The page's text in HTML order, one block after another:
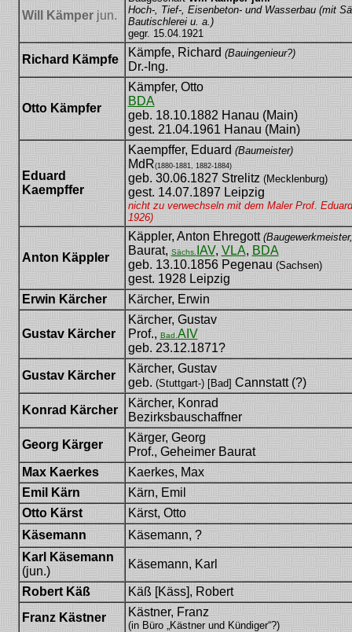
Will Kämperjun.
Hoch-, Tief-, Eisenbeton- und Wasserbau (mit
Bautischlerei u. a.)
gegr. 15.04.1921
Richard Kämpfe
Kämpfe, Richard (Bauingenieur?)
Dr.-Ing.
Otto Kämpfer
Kämpfer, Otto
BDA
geb. 18.10.1882 Hanau (Main)
gest. 21.04.1961 Hanau (Main)
Eduard
Kaempffer
Kaempffer, Eduard (Baumeister)
MdR(1880-1881, 1882-1884)
geb. 30.06.1827 Strelitz (Mecklenburg)
gest. 14.07.1897 Leipzig
nicht zu verwechseln mit dem Maler Prof.
1926)
Anton Käppler
Käppler, Anton Ehregott
Baurat, Sächs. IAV, VLA, BDA
geb. 13.10.1856 Pegenau (Sachsen)
gest. 1928 Leipzig
Erwin Kärcher
Kärcher, Erwin
Gustav Kärcher
Kärcher, Gustav
Prof., Bad. AIV
geb. 23.12.1871?
Gustav Kärcher
Kärcher, Gustav
geb. (Stuttgart-) [Bad] Cannstatt (?)
Konrad Kärcher
Kärcher, Konrad
Bezirksbauschaffner
Georg Kärger
Kärger, Georg
Prof., Geheimer Baurat
Max Kaerkes
Kaerkes, Max
Emil Kärn
Kärn, Emil
Otto Kärst
Kärst, Otto
Käsemann
Käsemann, ?
Karl Käsemann
(jun.)
Käsemann, Karl
Robert Käß
Käß [Käss], Robert
Franz Kästner
Kästner, Franz
(in Büro „Kästner und Kündiger“?)